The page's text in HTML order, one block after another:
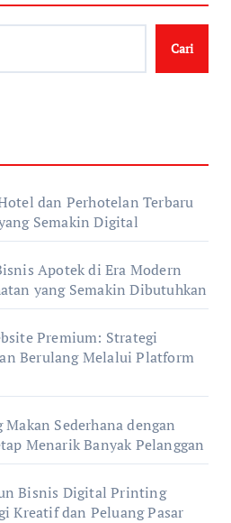
Cari
dan Perhotelan Terbaru
Semakin Digital
Apotek di Era Modern
yang Semakin Dibutuhkan
Premium: Strategi
Berulang Melalui Platform
Sederhana dengan
Menarik Banyak Pelanggan
Bisnis Digital Printing
Kreatif dan Peluang Pasar